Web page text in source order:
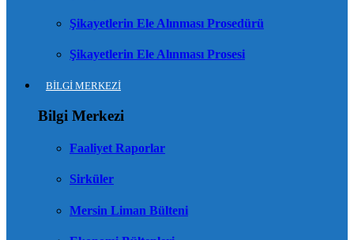
Şikayetlerin Ele Alınması Prosedürü
Şikayetlerin Ele Alınması Prosesi
BİLGİ MERKEZİ
Bilgi Merkezi
Faaliyet Raporlar
Sirküler
Mersin Liman Bülteni